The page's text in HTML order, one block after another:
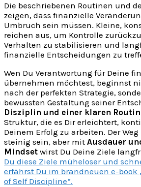
Die beschriebenen Routinen und
zeigen, dass finanzielle
Umbruch sein müssen. Kleine,
reichen aus, um Kontrolle
Verhalten zu stabilisieren und
finanzielle Entscheidungen zu
Wen Du Verantwortung für Deine
übernehmen möchtest, beginnst
nach der perfekten Strategie,
bewussten Gestaltung seiner
Disziplin und einer klaren
Struktur, die es Dir erleichtert,
Deinem Erfolg zu arbeiten. Der
steinig sein, aber mit Ausdauer
Mindset wirst Du Deine Ziele
Du diese Ziele müheloser und
erfährst Du im brandneuen e-book
of Self Discipline“.